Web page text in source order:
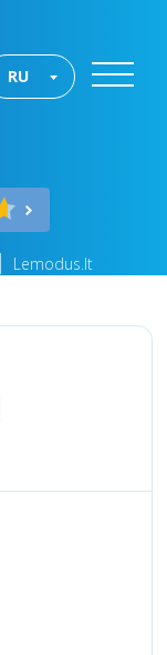
RU
Lemodus.lt